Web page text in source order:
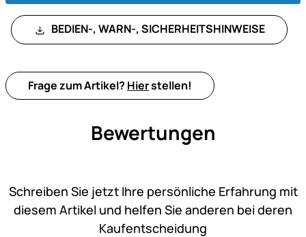
BEDIEN-, WARN-, SICHERHEITSHINWEISE
Frage zum Artikel? Hierstellen!
Bewertungen
Schreiben Sie jetzt Ihre persönliche Erfahrung mit
diesem Artikel und helfen Sie anderen bei deren
Kaufentscheidung